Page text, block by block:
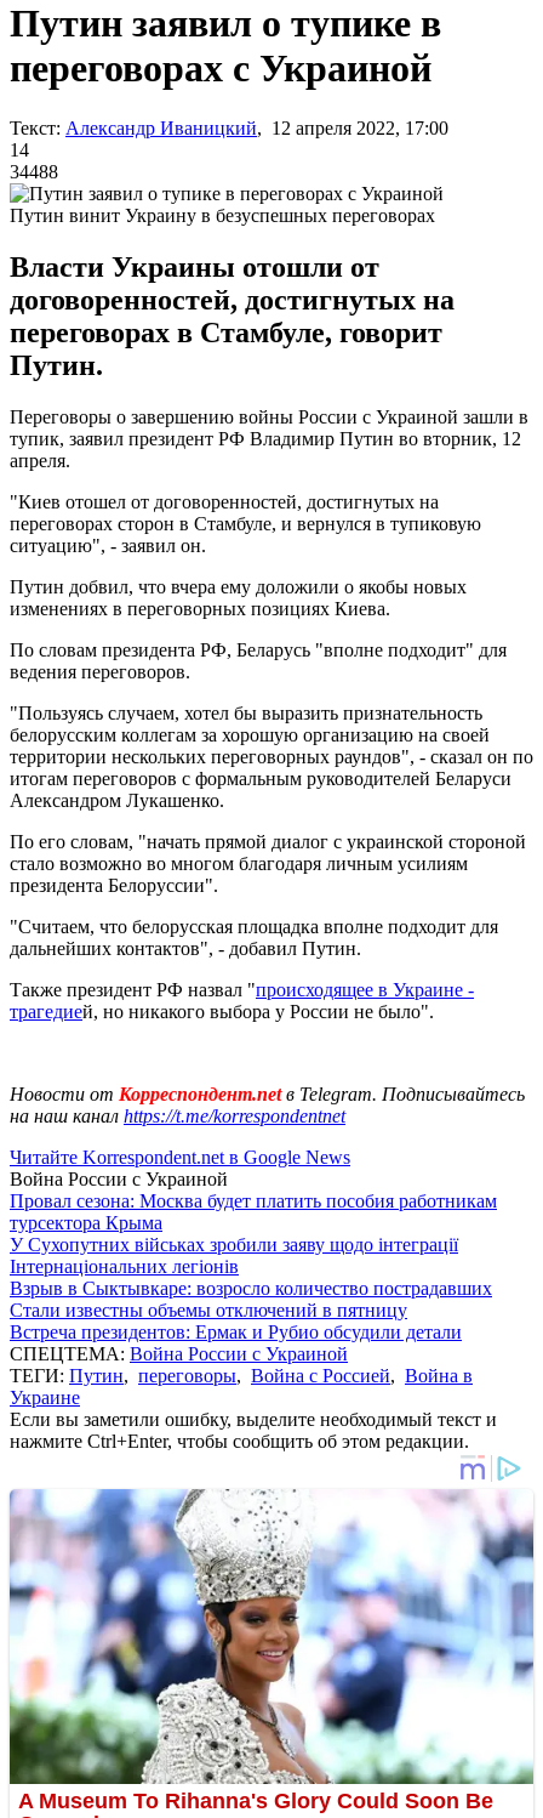
Путин заявил о тупике в
переговорах с Украиной
Текст: Александр Иваницкий, 12 апреля 2022, 17:00
14
34488
Путин винит Украину в безуспешных переговорах
Власти Украины отошли от
договоренностей, достигнутых на
переговорах в Стамбуле, говорит
Путин.
Переговоры о завершению войны России с Украиной зашли в
тупик, заявил президент РФ Владимир Путин во вторник, 12
апреля.
"Киев отошел от договоренностей, достигнутых на
переговорах сторон в Стамбуле, и вернулся в тупиковую
ситуацию", - заявил он.
Путин добвил, что вчера ему доложили о якобы новых
изменениях в переговорных позициях Киева.
По словам президента РФ, Беларусь "вполне подходит" для
ведения переговоров.
"Пользуясь случаем, хотел бы выразить признательность
белорусским коллегам за хорошую организацию на своей
территории нескольких переговорных раундов", - сказал он по
итогам переговоров с формальным руководителей Беларуси
Александром Лукашенко.
По его словам, "начать прямой диалог с украинской стороной
стало возможно во многом благодаря личным усилиям
президента Белоруссии".
"Считаем, что белорусская площадка вполне подходит для
дальнейших контактов", - добавил Путин.
Также президент РФ назвал "происходящее в Украине -
трагедией, но никакого выбора у России не было".
Новости от Корреспондент.netв Telegram. Подписывайтесь
на наш канал https://t.me/korrespondentnet
Читайте Korrespondent.net в Google News
Война России с Украиной
Провал сезона: Москва будет платить пособия работникам
турсектора Крыма
У Сухопутних військах зробили заяву щодо інтеграції
Інтернаціональних легіонів
Взрыв в Сыктывкаре: возросло количество пострадавших
Стали известны объемы отключений в пятницу
Встреча президентов: Ермак и Рубио обсудили детали
СПЕЦТЕМА: Война России с Украиной
ТЕГИ: Путин, переговоры, Война с Россией, Война в
Украине
Если вы заметили ошибку, выделите необходимый текст и
нажмите Ctrl+Enter, чтобы сообщить об этом редакции.